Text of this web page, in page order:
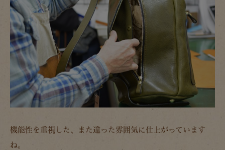
機能性を重視した、また違った雰囲気に仕上がっています
ね。